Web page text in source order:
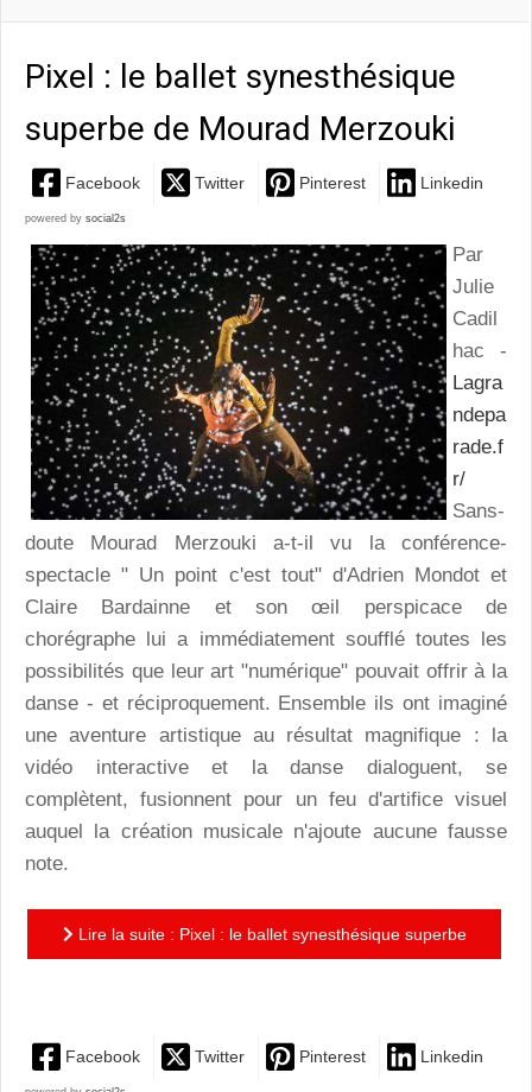
Pixel : le ballet synesthésique
superbe de Mourad Merzouki
Facebook Twitter Pinterest Linkedin
powered by social2s
Par
Julie
Cadil
hac -
Lagra
ndepa
rade.f
r/
Sans-
doute Mourad Merzouki a-t-il vu la conférence-
spectacle " Un point c'est tout" d'Adrien Mondot et
Claire Bardainne et son œil perspicace de
chorégraphe lui a immédiatement soufflé toutes les
possibilités que leur art "numérique" pouvait offrir à la
danse - et réciproquement. Ensemble ils ont imaginé
une aventure artistique au résultat magnifique : la
vidéo interactive et la danse dialoguent, se
complètent, fusionnent pour un feu d'artifice visuel
auquel la création musicale n'ajoute aucune fausse
note.
Lire la suite : Pixel : le ballet synesthésique superbe
Facebook Twitter Pinterest Linkedin